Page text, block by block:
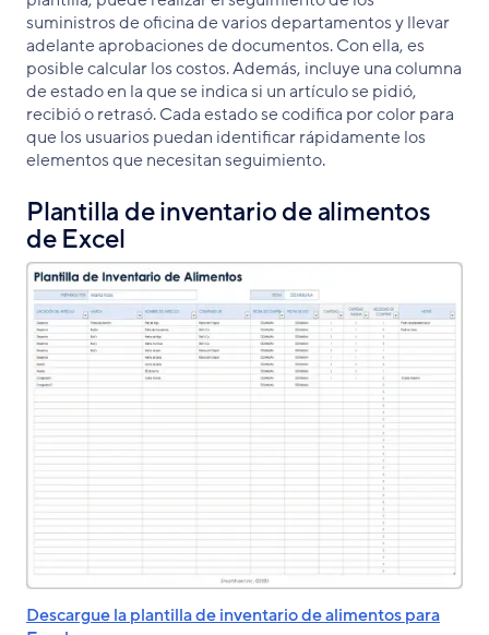
suministros de oficina de varios departamentos y llevar
adelante aprobaciones de documentos. Con ella, es
posible calcular los costos. Además, incluye una columna
de estado en la que se indica si un artículo se pidió,
recibió o retrasó. Cada estado se codifica por color para
que los usuarios puedan identificar rápidamente los
elementos que necesitan seguimiento.
Plantilla de inventario de alimentos
de Excel
Descargue la plantilla de inventario de alimentos para